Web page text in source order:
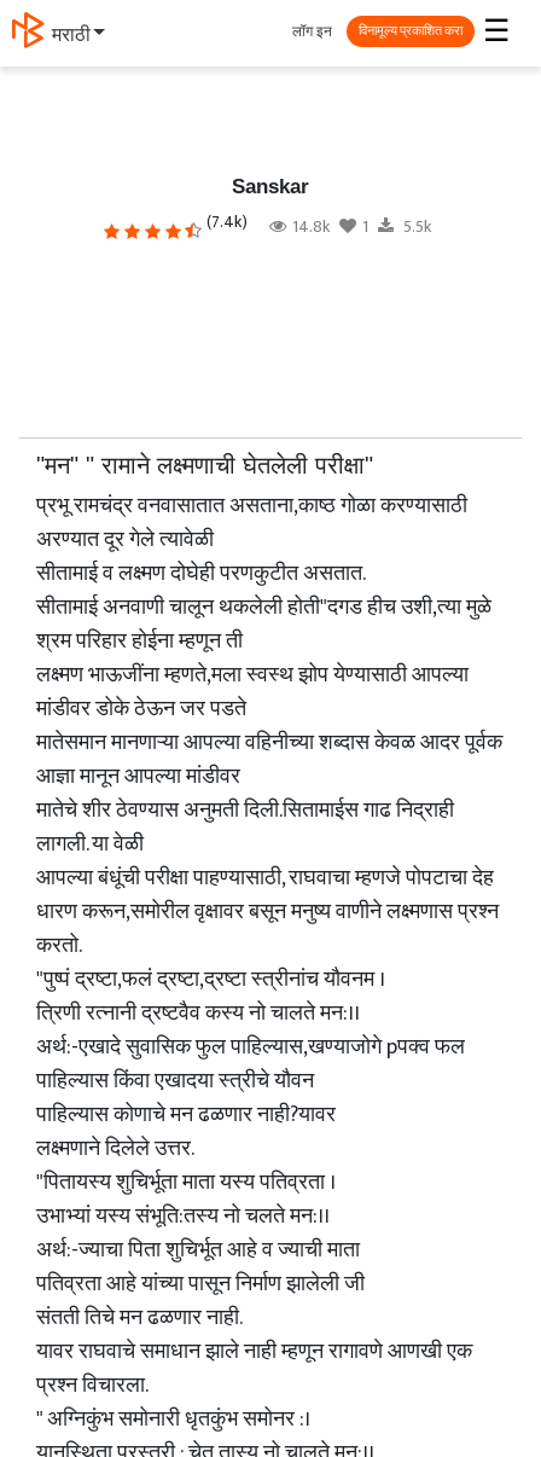
मराठी ☰
लॉग इन विनामूल्य प्रकाशित करा
Sanskar
(7.4k) 14.8k 1 5.5k
"मन" " रामाने लक्ष्मणाची घेतलेली परीक्षा"
प्रभू रामचंद्र वनवासातात असताना,काष्ठ गोळा करण्यासाठी
अरण्यात दूर गेले त्यावेळी
सीतामाई व लक्ष्मण दोघेही परणकुटीत असतात.
सीतामाई अनवाणी चालून थकलेली होती"दगड हीच उशी,त्या मुळे
श्रम परिहार होईना म्हणून ती
लक्ष्मण भाऊजींना म्हणते,मला स्वस्थ झोप येण्यासाठी आपल्या
मांडीवर डोके ठेऊन जर पडते
मातेसमान मानणाऱ्या आपल्या वहिनीच्या शब्दास केवळ आदर पूर्वक
आज्ञा मानून आपल्या मांडीवर
मातेचे शीर ठेवण्यास अनुमती दिली.सितामाईस गाढ निद्राही
लागली. या वेळी
आपल्या बंधूंची परीक्षा पाहण्यासाठी, राघवाचा म्हणजे पोपटाचा देह
धारण करून,समोरील वृक्षावर बसून मनुष्य वाणीने लक्ष्मणास प्रश्न
करतो.
"पुष्पं द्रष्टा,फलं द्रष्टा,द्रष्टा स्त्रीनांच यौवनम ।
त्रिणी रत्नानी द्रष्टवैव कस्य नो चालते मन:।।
अर्थ:-एखादे सुवासिक फुल पाहिल्यास,खण्याजोगे pपक्व फल
पाहिल्यास किंवा एखादया स्त्रीचे यौवन
पाहिल्यास कोणाचे मन ढळणार नाही?यावर
लक्ष्मणाने दिलेले उत्तर.
"पितायस्य शुचिर्भूता माता यस्य पतिव्रता ।
उभाभ्यां यस्य संभूति:तस्य नो चलते मन:।।
अर्थ:-ज्याचा पिता शुचिर्भूत आहे व ज्याची माता
पतिव्रता आहे यांच्या पासून निर्माण झालेली जी
संतती तिचे मन ढळणार नाही.
यावर राघवाचे समाधान झाले नाही म्हणून रागावणे आणखी एक
प्रश्न विचारला.
" अग्निकुंभ समोनारी धृतकुंभ समोनर :।